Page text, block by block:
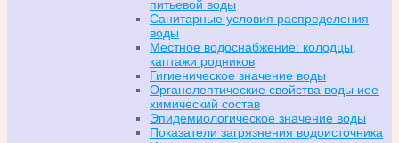
питьевой воды
Санитарные условия распределения
воды
Местное водоснабжение: колодцы,
каптажи родников
Гигиеническое значение воды
Органолептические свойства воды иее
химический состав
Эпидемиологическое значение воды
Показатели загрязнения водоисточника